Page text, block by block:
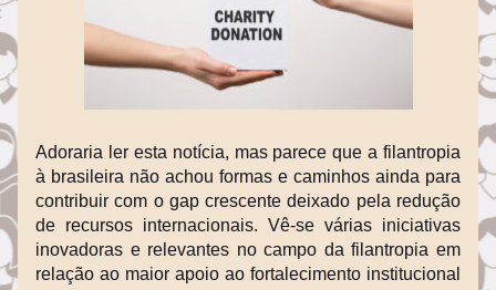
Adoraria ler esta notícia, mas parece que a filantropia
à brasileira não achou formas e caminhos ainda para
contribuir com o gap crescente deixado pela redução
de recursos internacionais. Vê-se várias iniciativas
inovadoras e relevantes no campo da filantropia em
relação ao maior apoio ao fortalecimento institucional